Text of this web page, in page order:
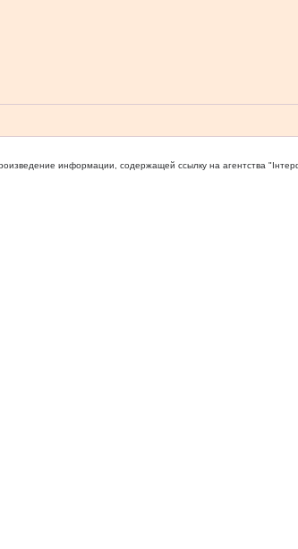
информации, содержащей ссылку на агентства